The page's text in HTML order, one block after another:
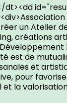
dt><dd
un Atelier
créations
est de
et
pour
la